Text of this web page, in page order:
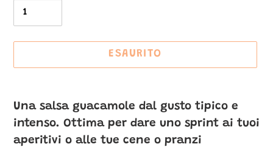
ESAURITO
del
prodotto
nel
Una salsa guacamole dal gusto tipico e
intenso. Ottima per dare uno sprint ai tuoi
aperitivi o alle tue cene o pranzi